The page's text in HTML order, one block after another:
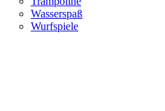
Wasserspaß
Wurfspiele